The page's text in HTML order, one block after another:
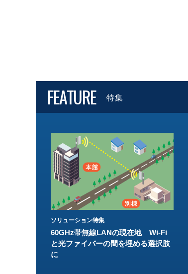
FEATURE 特集
ソリューション特集
60GHz帯無線LANの現在地 Wi-Fi
と光ファイバーの間を埋める選択肢
に